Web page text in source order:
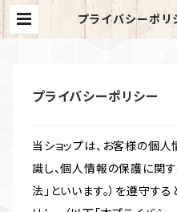
プライバシーポ
ンサルのオ
プライバシーポリシー
当ショップは、お客様の個
識し、個人情報の保護に関
法」といいます。）を遵守す